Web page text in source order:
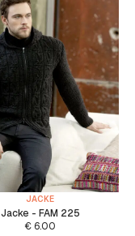
JACKE
Jacke - FAM 225
€ 6.00